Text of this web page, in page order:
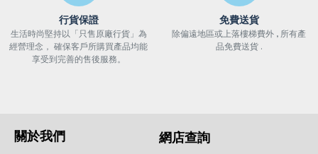
行貨保證
生活時尚堅持以「只售原廠行貨」為
經營理念， 確保客戶所購買產品均能
享受到完善的售後服務。
免費送貨
除偏遠地區或上落樓梯費外 , 所有產
品免費送貨 .
關於我們 網店查詢